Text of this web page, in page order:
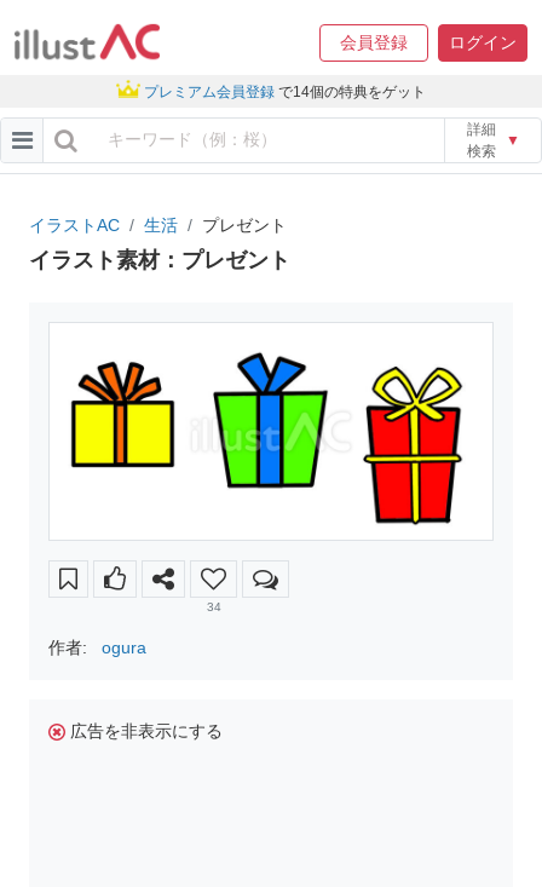
会員登録 ログイン
プレミアム会員登録 で14個の特典をゲット
詳細
検索
▼
イラストAC 生活 プレゼント
イラスト素材：プレゼント
34
作者: ogura
広告を非表示にする